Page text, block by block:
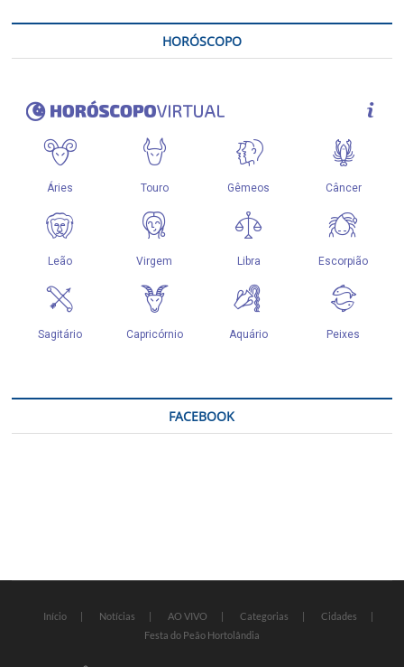
HORÓSCOPO
FACEBOOK
Início Notícias AO VIVO Categorias
Cidades
Festa do Peão Hortolândia